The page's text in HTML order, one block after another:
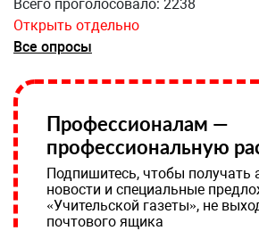
Всего проголосовало: 2238
Открыть отдельно
Все опросы
Профессионалам —
профессиональную
Подпишитесь, чтобы получать
новости и специальные
«Учительской газеты», не
почтового ящика